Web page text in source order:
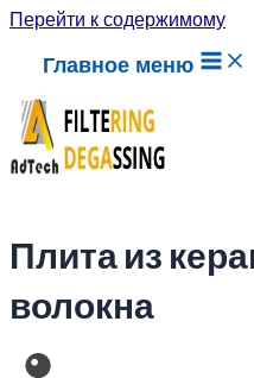
Перейти к содержимому
Главное меню
Плита из
волокна